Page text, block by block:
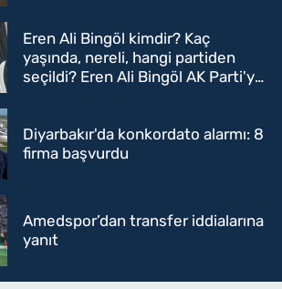
Eren Ali Bingöl kimdir? Kaç
yaşında, nereli, hangi partiden
seçildi? Eren Ali Bingöl AK Parti'ye
Diyarbakır'da konkordato alarmı: 8
firma başvurdu
Amedspor’dan transfer iddialarına
yanıt